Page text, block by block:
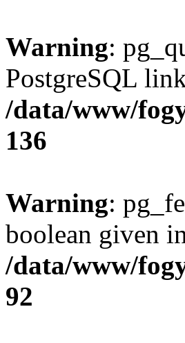
Warning:
PostgreSQL
/data/www/
136
Warning:
boolean given
/data/www/
92